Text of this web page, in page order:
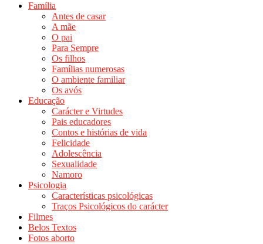
Família
Antes de casar
A mãe
O pai
Para Sempre
Os filhos
Famílias numerosas
O ambiente familiar
Os avós
Educação
Carácter e Virtudes
Pais educadores
Contos e histórias de vida
Felicidade
Adolescência
Sexualidade
Namoro
Psicologia
Características psicológicas
Traços Psicológicos do carácter
Filmes
Belos Textos
Fotos aborto